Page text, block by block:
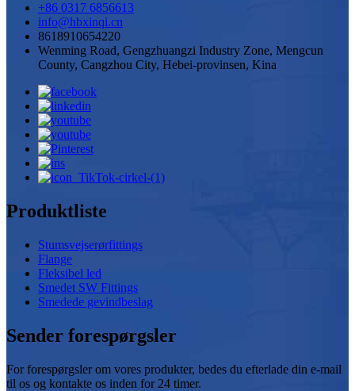
+86 0317 6856613
info@hbxinqi.cn
8618910654220
Wenming Road, Gengzhuangzi Industry Zone, Mengcun
County, Cangzhou City, Hebei-provinsen, Kina
Produktliste
Stumsvejserørfittings
Flange
Fleksibel led
Smedet SW Fittings
Smedede gevindbeslag
Sender forespørgsler
For forespørgsler om vores produkter, bedes du efterlade din e-mail
til os og kontakte os inden for 24 timer.